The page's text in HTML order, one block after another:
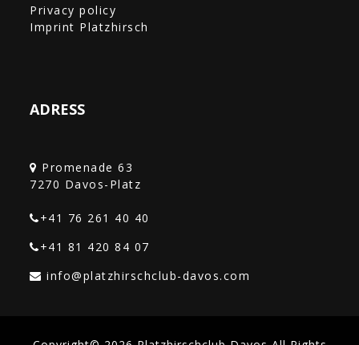
Privacy policy
Imprint Platzhirsch
ADRESS
Promenade 63
+41 76 261 40 40‎
+41 81 420 84 07